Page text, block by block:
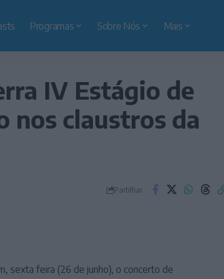
Programas Sobre Nós Mais
IV Estágio de
nos claustros da
Partilhar
sexta feira (26 de junho), o concerto de